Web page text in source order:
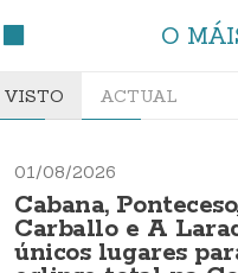
O
VISTO ACTUAL
01/08/2026
Cabana,
Carballo e A
únicos lugares